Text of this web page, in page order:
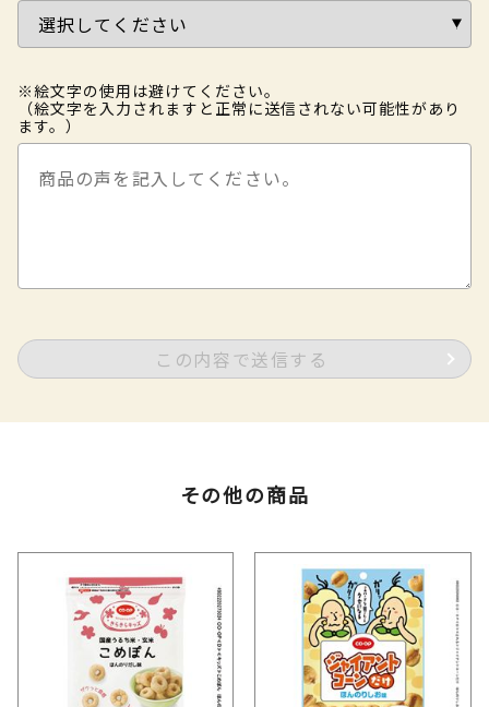
※絵文字の使用は避けてください。
（絵文字を入力されますと正常に送信されない可能性があり
ます。）
この内容で送信する
その他の商品